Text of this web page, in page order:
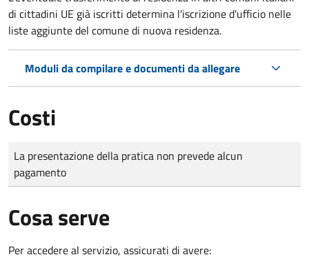
di cittadini UE già iscritti determina l'iscrizione d'ufficio nelle
liste aggiunte del comune di nuova residenza.
Moduli da compilare e documenti da allegare
Costi
Tipo di pagamento
Importo
La presentazione della pratica non prevede alcun
pagamento
Cosa serve
Per accedere al servizio, assicurati di avere: